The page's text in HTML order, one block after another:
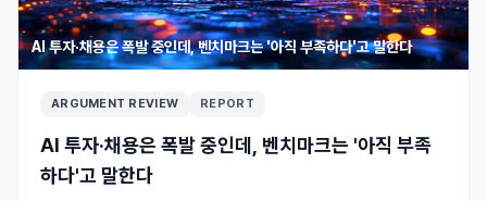
AI 투자·채용은 폭발 중인데, 벤치마크는 '아직 부족하다'고 말한다
ARGUMENT REVIEW REPORT
AI 투자·채용은 폭발 중인데, 벤치마크는 '아직 부족
하다'고 말한다